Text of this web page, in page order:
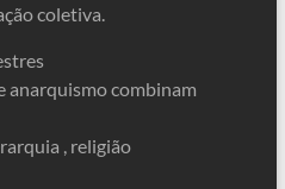
coletiva.
anarquismo combinam
, religião